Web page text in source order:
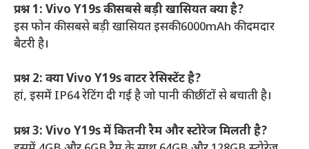
प्रश्न 1: Vivo Y19s की सबसे बड़ी खासियत क्या है?
इस फोन की सबसे बड़ी खासियत इसकी 6000mAh की दमदार
बैटरी है।
प्रश्न 2: क्या Vivo Y19s वाटर रेसिस्टेंट है?
हां, इसमें IP64 रेटिंग दी गई है जो पानी की छींटों से बचाती है।
प्रश्न 3: Vivo Y19s में कितनी रैम और स्टोरेज मिलती है?